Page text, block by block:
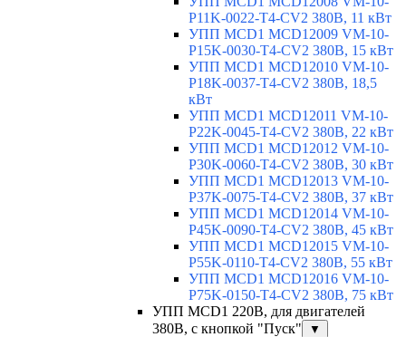
P11K-0022-T4-CV2 380В, 11 кВт
УПП MCD1 MCD12009 VM-10-
P15K-0030-T4-CV2 380В, 15 кВт
УПП MCD1 MCD12010 VM-10-
P18K-0037-T4-CV2 380В, 18,5
кВт
УПП MCD1 MCD12011 VM-10-
P22K-0045-T4-CV2 380В, 22 кВт
УПП MCD1 MCD12012 VM-10-
P30K-0060-T4-CV2 380В, 30 кВт
УПП MCD1 MCD12013 VM-10-
P37K-0075-T4-CV2 380В, 37 кВт
УПП MCD1 MCD12014 VM-10-
P45K-0090-T4-CV2 380В, 45 кВт
УПП MCD1 MCD12015 VM-10-
P55K-0110-T4-CV2 380В, 55 кВт
УПП MCD1 MCD12016 VM-10-
P75K-0150-T4-CV2 380В, 75 кВт
УПП MCD1 220В, для двигателей
380В, с кнопкой "Пуск"
▼